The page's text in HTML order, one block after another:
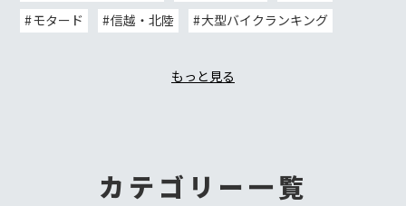
モタード
信越・北陸 大型バイクランキング
もっと見る
カテゴリー一覧